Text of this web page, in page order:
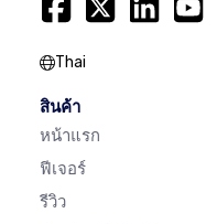
Thai
สินค้า
หน้าแรก
ฟีเจอร์
รีวิว